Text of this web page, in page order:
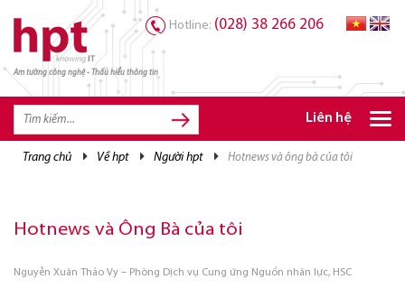
Am tường công nghệ - Thấu hiểu thông tin
Hotline: (028) 38 266 206
Liên hệ
trang chủ về hpt người hpt hotnews và ông bà của tôi
Hotnews và Ông Bà của tôi
Nguyễn Xuân Thảo Vy – Phòng Dịch vụ Cung ứng Nguồn nhân lực, HSC
TRANG CHỦ
TRANG CHỦ